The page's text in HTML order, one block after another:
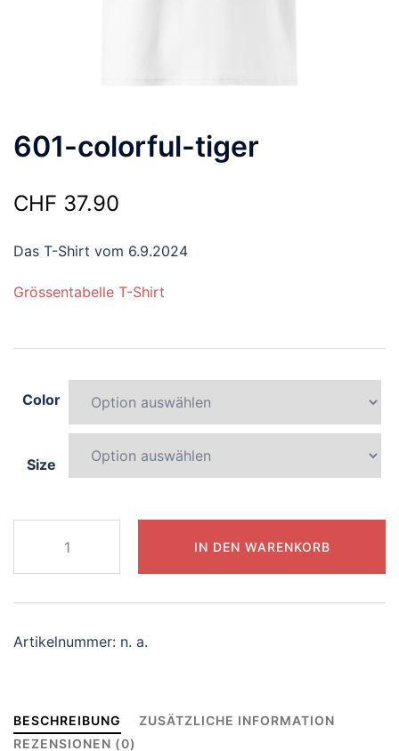
601-colorful-tiger
CHF 37.90
Das T-Shirt vom 6.9.2024
Grössentabelle T-Shirt
Color
Size
colorful-
tiger
Menge
IN DEN WARENKORB
Artikelnummer: n. a.
BESCHREIBUNG
ZUSÄTZLICHE INFORMATION
REZENSIONEN (0)